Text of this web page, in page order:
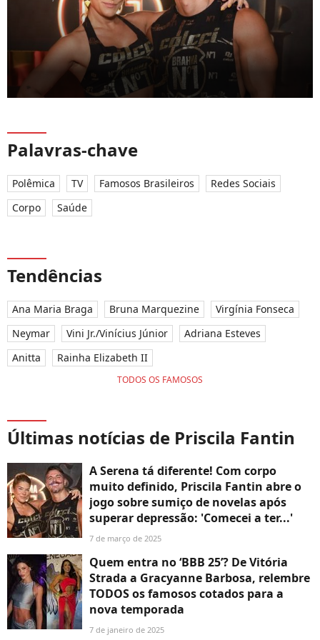
Palavras-chave
Polêmica TV Famosos Brasileiros
Redes Sociais
Corpo
Saúde
Tendências
Ana Maria Braga Bruna Marquezine
Virgínia Fonseca
Neymar
Vini Jr./Vinícius Júnior
Adriana Esteves
Anitta
Rainha Elizabeth II
TODOS OS FAMOSOS
Últimas notícias de Priscila Fantin
A Serena tá diferente! Com corpo
muito definido, Priscila Fantin abre o
jogo sobre sumiço de novelas após
superar depressão: 'Comecei a ter...'
7 de março de 2025
Quem entra no ‘BBB 25’? De Vitória
Strada a Gracyanne Barbosa, relembre
TODOS os famosos cotados para a
nova temporada
7 de janeiro de 2025